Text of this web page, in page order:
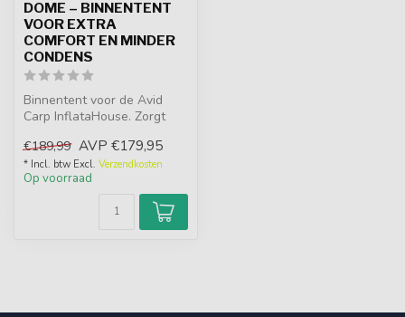
DOME – BINNENTENT
VOOR EXTRA
COMFORT EN MINDER
CONDENS
Binnentent voor de Avid
Carp InflataHouse. Zorgt
conde...
€189,99 AVP €179,95
* Incl. btw Excl. Verzendkosten
Op voorraad